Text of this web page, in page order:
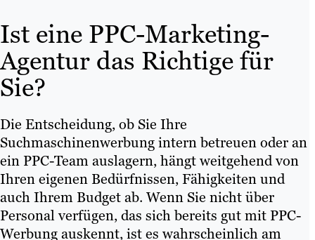
Ist eine PPC-Marketing-
Agentur das Richtige für
Sie?
Die Entscheidung, ob Sie Ihre
Suchmaschinenwerbung intern betreuen oder an
ein PPC-Team auslagern, hängt weitgehend von
Ihren eigenen Bedürfnissen, Fähigkeiten und
auch Ihrem Budget ab. Wenn Sie nicht über
Personal verfügen, das sich bereits gut mit PPC-
Werbung auskennt, ist es wahrscheinlich am